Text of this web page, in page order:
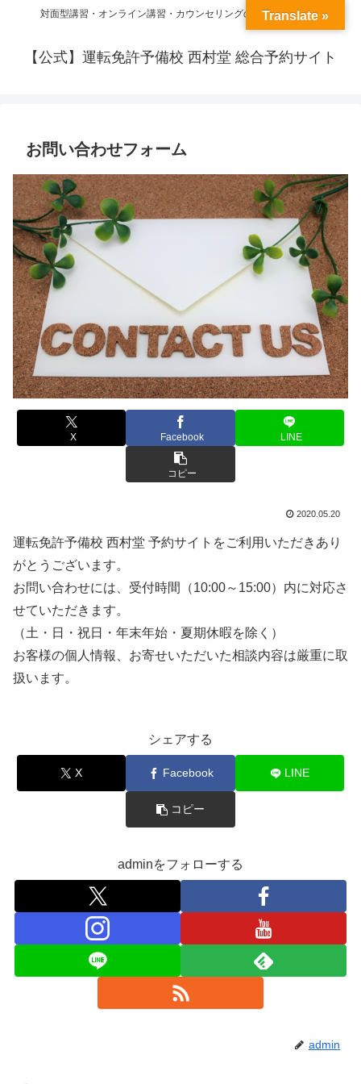
対面型講習・オンライン講習・カウンセリングの予約ができます
【公式】運転免許予備校 西村堂 総合予約サイト
お問い合わせフォーム
X Facebook LINE
コピー
2020.05.20
運転免許予備校 西村堂 予約サイトをご利用いただきあり
がとうございます。
お問い合わせには、受付時間（10:00～15:00）内に対応さ
せていただきます。
（土・日・祝日・年末年始・夏期休暇を除く）
お客様の個人情報、お寄せいただいた相談内容は厳重に取
扱います。
シェアする
X Facebook LINE
コピー
adminをフォローする
admin
Translate »